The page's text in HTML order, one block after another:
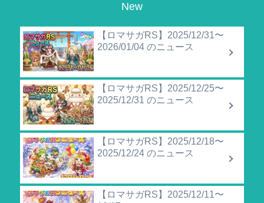
New
【ロマサガRS】2025/12/31〜
2026/01/04 のニュース
【ロマサガRS】2025/12/25〜
2025/12/31 のニュース
【ロマサガRS】2025/12/18〜
2025/12/24 のニュース
【ロマサガRS】2025/12/11〜